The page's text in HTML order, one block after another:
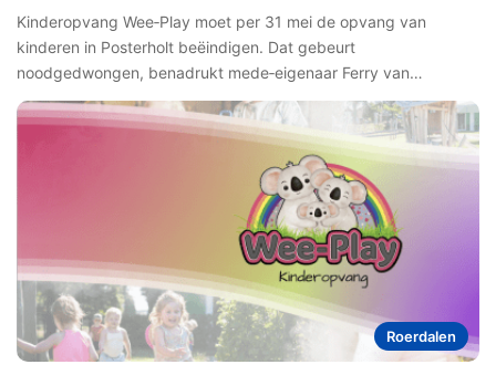
Kinderopvang Wee‑Play moet per 31 mei de opvang van
kinderen in Posterholt beëindigen. Dat gebeurt
noodgedwongen, benadrukt mede‑eigenaar Ferry van…
Roerdalen